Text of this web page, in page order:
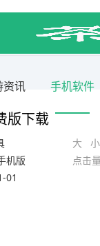
资讯 手机软件
版下载
大 小
机版 点击量
01